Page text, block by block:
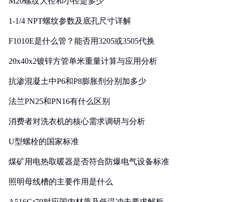
1-1/4 NPT螺纹参数及底孔尺寸详解
F1010E是什么管？能否用3205或3505代换
20x40x2镀锌方管单米重量计算与应用分析
抗渗混凝土中P6和P8膨胀剂分别加多少
法兰PN25和PN16有什么区别
消费者对洗衣机的核心需求调研与分析
U型螺栓的国家标准
煤矿用电热取暖器是否符合防爆电气设备标准
照明母线槽的主要作用是什么